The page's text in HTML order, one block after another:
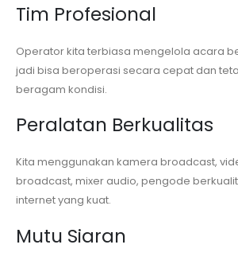
Tim Profesional
Operator kita terbiasa mengelola acara
jadi bisa beroperasi secara cepat dan
beragam kondisi.
Peralatan Berkualitas
Kita menggunakan kamera broadcast,
broadcast, mixer audio, pengode
internet yang kuat.
Mutu Siaran